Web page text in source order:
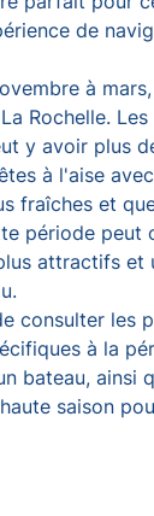
de
à
Rochelle.
y avoir plus
à l'aise
fraîches et
période peut
attractifs et
consulter les
à la
bateau, ainsi
saison